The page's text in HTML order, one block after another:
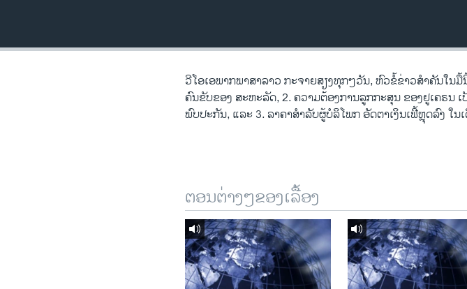
ວີດີໂອ
ວີ​ໂອ​ເອພາກ​ພາສາ​ລາວ​ ກະຈາຍສຽງ​ທຸກໆ​ວັນ, ຫົວຂໍ້ຂ່າວສໍາຄັນໃນ
ຄົນ​ຂັບ​ຂອງ ສະ​ຫະ​ລັດ, 2. ຄວາມຕ້ອງການລູກກະສຸນ ຂອງຢູເຄຣນ
ພົບປະກັນ, ແລະ 3. ລາ​ຄາສຳ​ລັບ​ຜູ້​ບໍ​ລິ​ໂພກ ອັດ​ຕາ​ເງິນ​ເຟີ້ຫຼຸດ​ລົງ ​ໃນ​
ຕອນຕ່າງໆຂອງເລື້ອງ